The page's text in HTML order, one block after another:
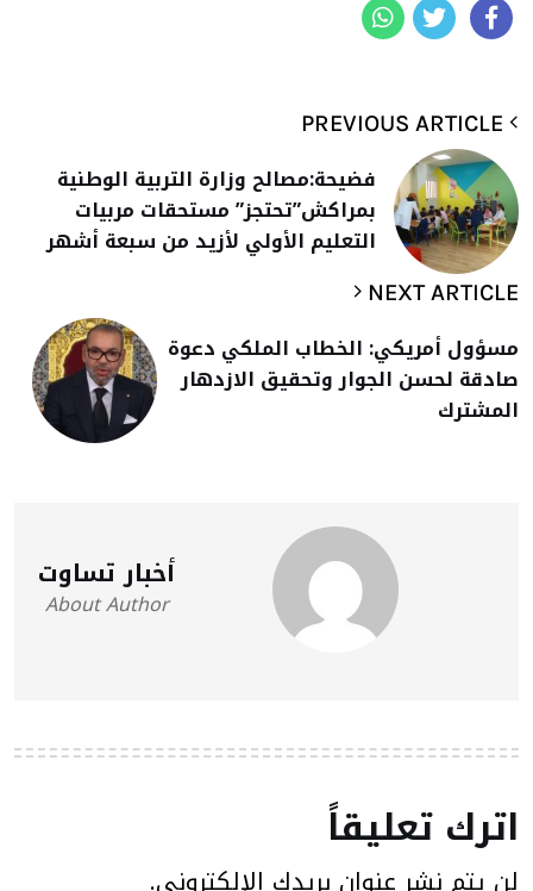
فضيحة:مصالح وزارة التربية الوطنية
بمراكش”تحتجز” مستحقات مربيات
التعليم الأولي لأزيد من سبعة أشهر
NEXT ARTICLE
مسؤول أمريكي: الخطاب الملكي دعوة
صادقة لحسن الجوار وتحقيق الازدهار
المشترك
أخبار تساوت
About Author
اترك تعليقاً
لن يتم نشر عنوان بريدك الإلكتروني.